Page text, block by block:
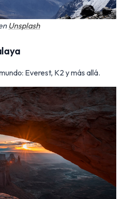
Unsplash
Everest, K2 y más allá.